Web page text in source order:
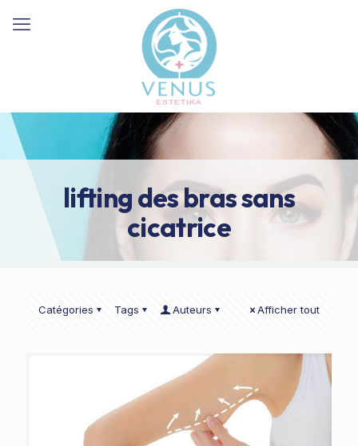
lifting des bras sans
cicatrice
Catégories Tags Auteurs Afficher tout